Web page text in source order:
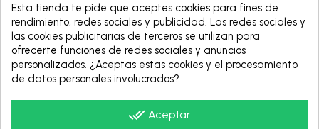
RENTING DE 12
HASTA 60 MESES
Esta tienda te pide que aceptes cookies para fines de
rendimiento, redes sociales y publicidad. Las redes sociales y
las cookies publicitarias de terceros se utilizan para
ofrecerte funciones de redes sociales y anuncios
personalizados. ¿Aceptas estas cookies y el procesamiento
de datos personales involucrados?
done_all Aceptar